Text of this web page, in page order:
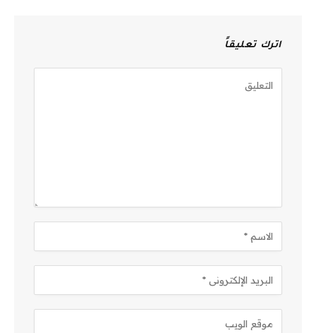
اترك تعليقاً